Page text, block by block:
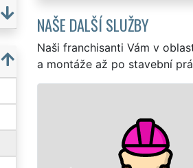
NAŠE DALŠÍ SLUŽBY
Naši franchisanti Vám v
a montáže až po stavební
HODINOVÝ
EXTRA MANŽEL pro
hodinového manžela
přivrtání poličky, až